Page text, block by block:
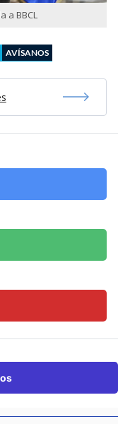
a BBCL
AVÍSANOS